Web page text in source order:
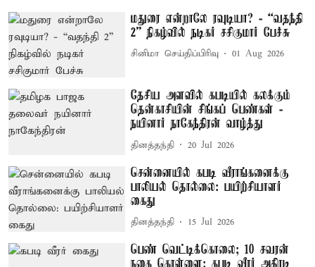
மதுரை என்றாலே ரவுடியா? - “வதந்தி
2” நிகழ்வில் நடிகர் சசிகுமார் பேச்சு
சினிமா செய்திப்பிரிவு 01 Aug 2026
தேசிய அளவில் கபடியில் கலக்கும்
தென்காசியின் சிங்கப் பெண்கள் -
நயினார் நாகேந்திரன் வாழ்த்து
தினத்தந்தி 20 Jul 2026
சென்னையில் கபடி வீராங்கனைக்கு
பாலியல் தொல்லை: பயிற்சியாளர்
கைது
தினத்தந்தி 15 Jul 2026
பெண் வெட்டிக்கொலை; 10 சவரன்